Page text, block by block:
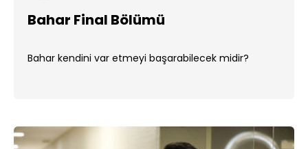
Bahar Final Bölümü
Bahar kendini var etmeyi başarabilecek midir?